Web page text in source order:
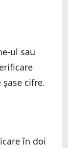
ul sau
cifre.
în doi